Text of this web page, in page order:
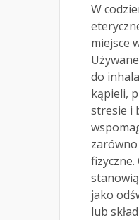
W
miejsce
do
kąpieli,
stresie i
jako
lub